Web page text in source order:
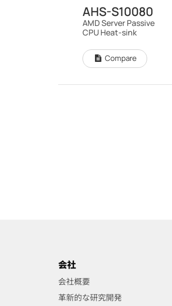
AHS-S10080
AMD Server Passive
CPU Heat-sink
Compare
会社
会社概要
革新的な研究開発